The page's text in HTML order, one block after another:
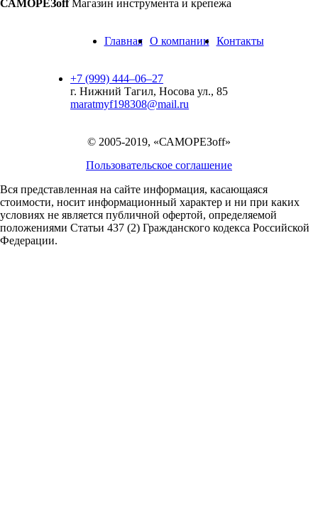
САМОРЕЗoff Магазин инструмента и крепежа
Главная О компании Контакты
+7 (999) 444‒06‒27
г. Нижний Тагил, Носова ул., 85
maratmyf198308@mail.ru
© 2005-2019, «САМОРЕЗoff»
Пользовательское соглашение
Вся представленная на сайте информация, касающаяся
стоимости, носит информационный характер и ни при каких
условиях не является публичной офертой, определяемой
положениями Статьи 437 (2) Гражданского кодекса Российской
Федерации.